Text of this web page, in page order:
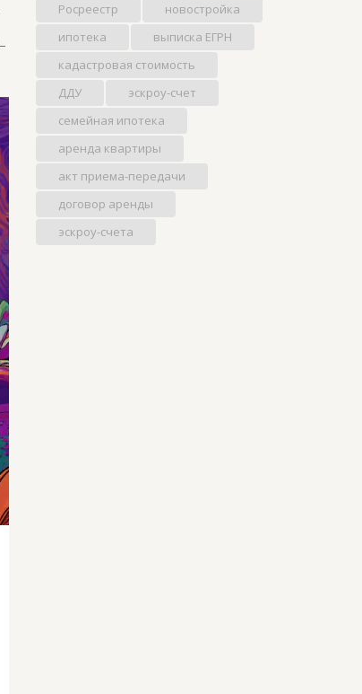
Росреестр
новостройка
ипотека
выписка ЕГРН
кадастровая стоимость
ДДУ
эскроу-счет
семейная ипотека
аренда квартиры
акт приема-передачи
договор аренды
эскроу-счета